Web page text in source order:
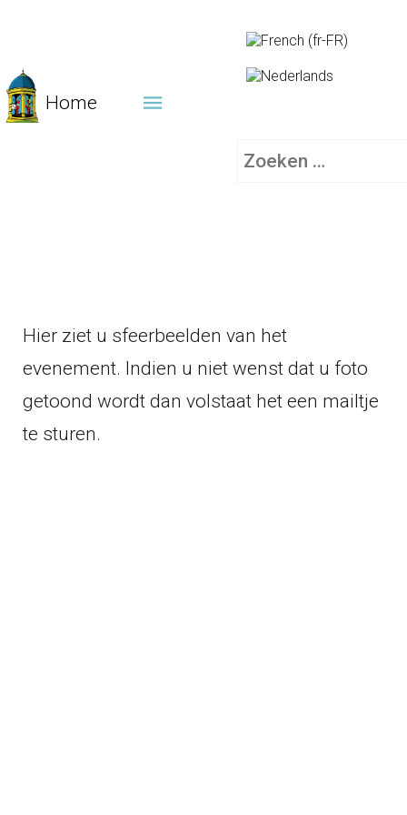
Home
Zoeken
Hier ziet u sfeerbeelden van het
evenement. Indien u niet wenst dat u foto
getoond wordt dan volstaat het een mailtje
te sturen.